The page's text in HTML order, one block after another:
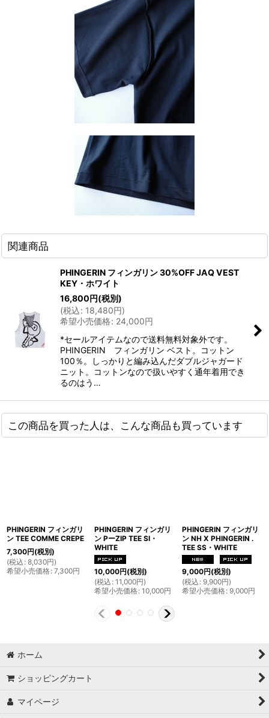
関連商品
PHINGERIN フィンガリン 30%OFF JAQ VEST
KEY・ホワイト
16,800円(税別)
(税込: 18,480円)
希望小売価格: 24,000円
*セールアイテムなので送料無料対象外です。
PHINGERIN フィンガリン ベスト。コットン
100％。しっかりと編み込んだダブルジャガード
ニット。コットンなので扱いやすく通年着用でき
るのはう…
この商品を買った人は、こんな商品も買っています
PHINGERIN フィンガリ
ン TEE COMME CREPE
7,300円(税別)
(税込 : 8,030円)
希望小売価格: 7,300円
PHINGERIN フィンガリ
ン PーZIP TEE SI・
WHITE
10,000円(税別)
(税込 : 11,000円)
希望小売価格: 10,000円
PHINGERIN フィンガリ
ン NH X PHINGERIN .
TEE SS・WHITE
9,000円(税別)
(税込 : 9,900円)
希望小売価格: 9,000円
ホーム
ショッピングカート
マイページ